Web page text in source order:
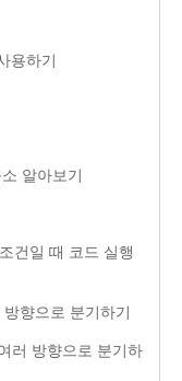
용하기
알아보기
건일 때 코드 실행
향으로 분기하기
러 방향으로 분기하